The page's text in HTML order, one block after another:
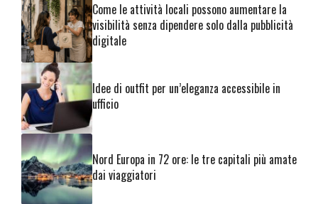
Come le attività locali possono aumentare la
visibilità senza dipendere solo dalla pubblicità
digitale
Idee di outfit per un’eleganza accessibile in
ufficio
Nord Europa in 72 ore: le tre capitali più amate
dai viaggiatori